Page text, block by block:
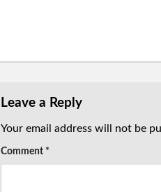
Leave a Reply
Your email address will not be
Comment *